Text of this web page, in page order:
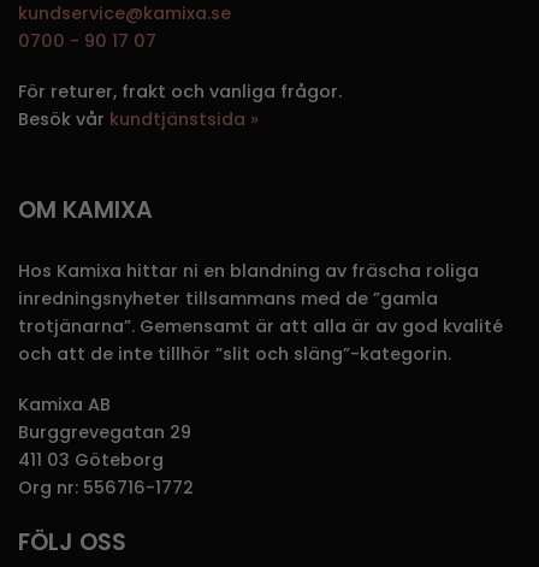
kundservice@kamixa.se
0700 - 90 17 07
För returer, frakt och vanliga frågor.
Besök vår kundtjänstsida »
OM KAMIXA
Hos Kamixa hittar ni en blandning av fräscha roliga
inredningsnyheter tillsammans med de ”gamla
trotjänarna”. Gemensamt är att alla är av god kvalité
och att de inte tillhör ”slit och släng”-kategorin.
Kamixa AB
Burggrevegatan 29
411 03 Göteborg
Org nr: 556716-1772
FÖLJ OSS